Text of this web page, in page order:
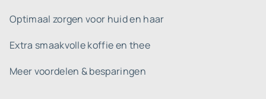
Optimaal zorgen voor huid en haar
Extra smaakvolle koffie en thee
Meer voordelen & besparingen